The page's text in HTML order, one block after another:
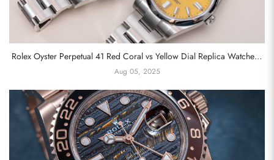
Rolex Oyster Perpetual 41 Red Coral vs Yellow Dial Replica Watches :
un choix audacieux entre deux icônes
Aug 05, 2025